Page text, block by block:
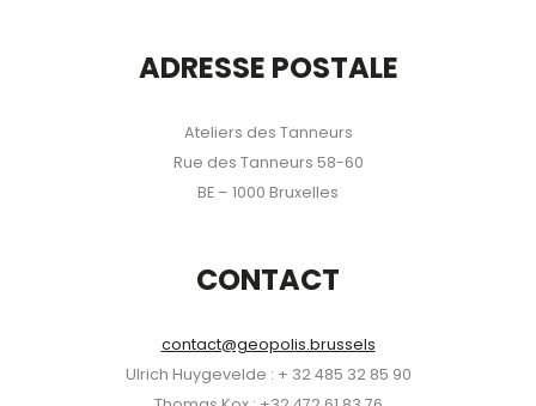
ADRESSE POSTALE
Ateliers des Tanneurs
Rue des Tanneurs 58-60
BE – 1000 Bruxelles
CONTACT
contact@geopolis.brussels
Ulrich Huygevelde : + 32 485 32 85 90